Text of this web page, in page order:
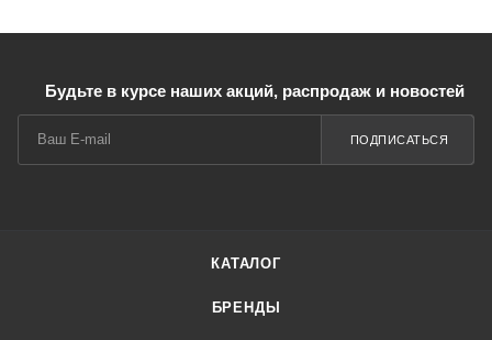
Будьте в курсе наших акций, распродаж и новостей
ПОДПИСАТЬСЯ
КАТАЛОГ
БРЕНДЫ